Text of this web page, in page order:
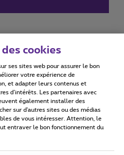
Accessibility statement
Proximus
cookies
ses sites web pour assurer le bon
votre expérience de
et adapter leurs contenus et
d’intérêts. Les partenaires avec
également installer des
sur d'autres sites ou des médias
de vous intéresser. Attention, le
entraver le bon fonctionnement du